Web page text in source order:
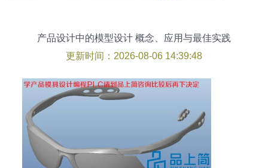
产品设计中的模型设计 概念、应用与最佳实践
更新时间：2026-08-06 14:39:48